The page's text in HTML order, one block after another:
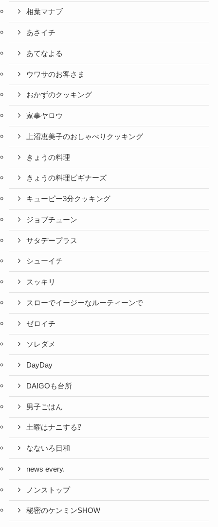
相葉マナブ
あさイチ
あてなよる
ウワサのお客さま
おかずのクッキング
家事ヤロウ
上沼恵美子のおしゃべりクッキング
きょうの料理
きょうの料理ビギナーズ
キューピー3分クッキング
ジョブチューン
サタデープラス
シューイチ
スッキリ
スローでイージーなルーティーンで
ゼロイチ
ソレダメ
DayDay
DAIGOも台所
男子ごはん
土曜はナニする⁉
なないろ日和
news every.
ノンストップ
秘密のケンミンSHOW